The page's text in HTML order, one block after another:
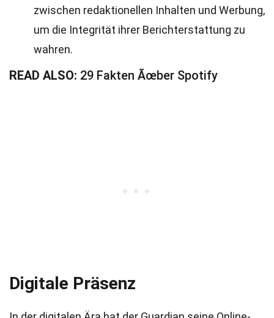
zwischen redaktionellen Inhalten und Werbung,
um die Integrität ihrer Berichterstattung zu
wahren.
READ ALSO: 29 Fakten Ãœber Spotify
Digitale Präsenz